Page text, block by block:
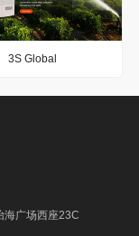
3S Global
海广场西座23C